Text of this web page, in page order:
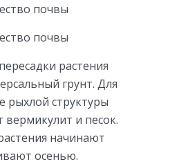
почвы
почвы
растения
грунт. Для
рыхлой структуры
вермикулит и песок.
начинают
осенью.